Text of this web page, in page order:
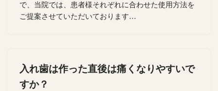
で、当院では、患者様それぞれに合わせた使用方法を
ご提案させていただいております…
入れ歯は作った直後は痛くなりやすいで
すか？